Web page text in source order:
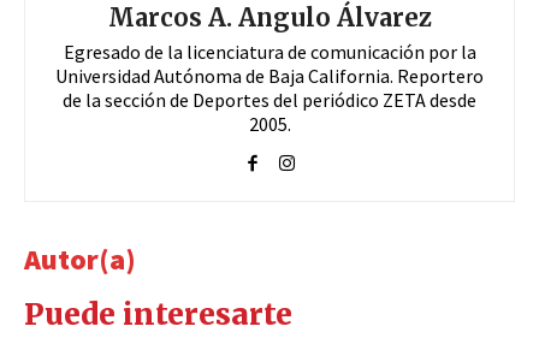
Marcos A. Angulo Álvarez
Egresado de la licenciatura de comunicación por la
Universidad Autónoma de Baja California. Reportero
de la sección de Deportes del periódico ZETA desde
2005.
Autor(a)
Puede interesarte